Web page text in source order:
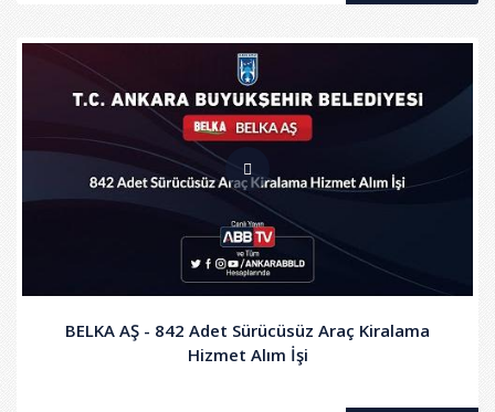
BELKA AŞ - 842 Adet Sürücüsüz Araç Kiralama
Hizmet Alım İşi